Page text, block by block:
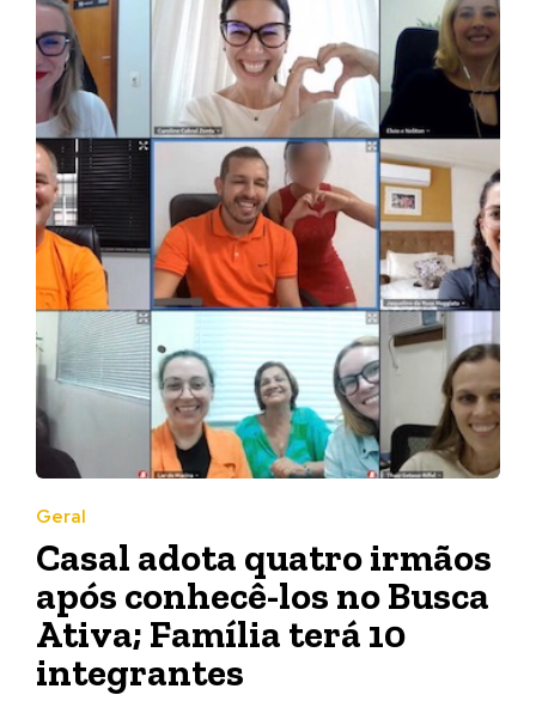
Geral
Casal adota quatro irmãos
após conhecê-los no Busca
Ativa; Família terá 10
integrantes